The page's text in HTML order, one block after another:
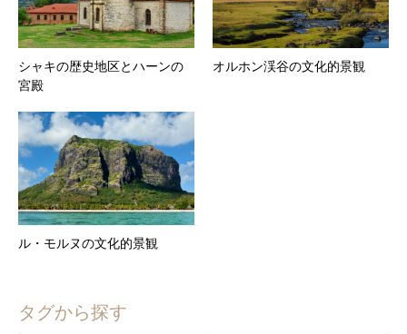
シャキの歴史地区とハーンの
宮殿
オルホン渓谷の文化的景観
ル・モルヌの文化的景観
タグから探す